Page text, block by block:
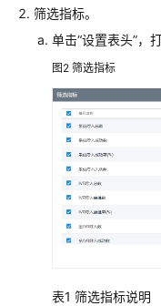
质
智
能
质
检
座
席
监
控
筛选指标。
单击“设置表头”，
图2 筛选指标
表1 筛选指标说明